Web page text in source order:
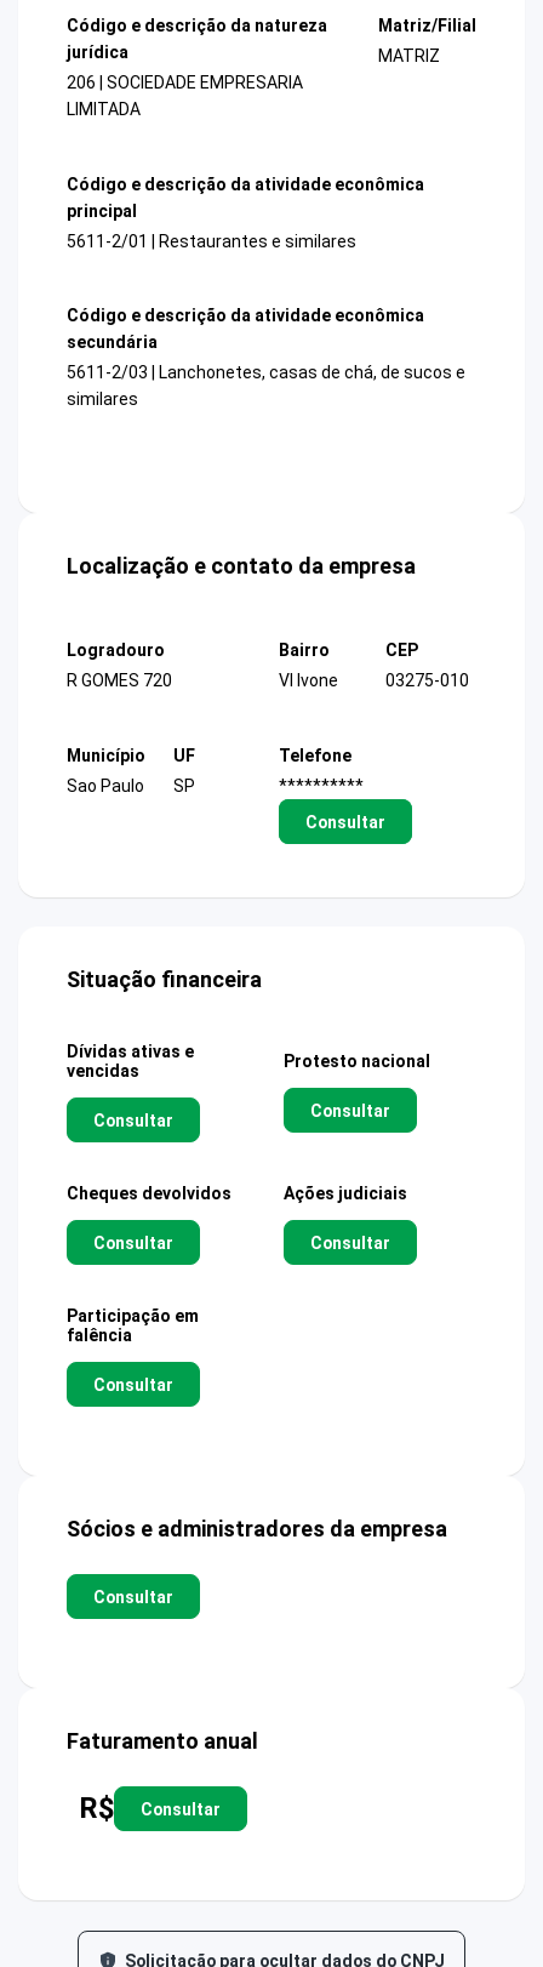
Código e descrição da natureza
jurídica
206 | SOCIEDADE EMPRESARIA
LIMITADA
Matriz/Filial
MATRIZ
Código e descrição da atividade econômica
principal
5611-2/01 | Restaurantes e similares
Código e descrição da atividade econômica
secundária
5611-2/03 | Lanchonetes, casas de chá, de sucos e
similares
Localização e contato da empresa
Logradouro
R GOMES 720
Bairro
Vl Ivone
CEP
03275-010
Município
Sao Paulo
UF
SP
Telefone
**********
Consultar
Situação financeira
Dívidas ativas e
vencidas
Consultar
Protesto nacional
Consultar
Cheques devolvidos
Consultar
Ações judiciais
Consultar
Participação em
falência
Consultar
Sócios e administradores da empresa
Consultar
Faturamento anual
R$ Consultar
Solicitação para ocultar dados do CNPJ